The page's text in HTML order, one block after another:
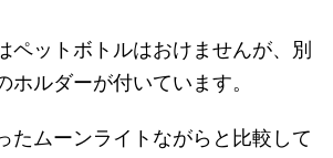
ペットボトルはおけませんが、別
ホルダーが付いています。
たムーンライトながらと比較して